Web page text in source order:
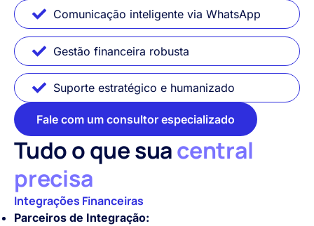
Tudo o que suacentral
precisa
Integrações Financeiras
Parceiros de Integração:
Comunicação inteligente via WhatsApp
Gestão financeira robusta
Suporte estratégico e humanizado
Fale com um consultor especializado